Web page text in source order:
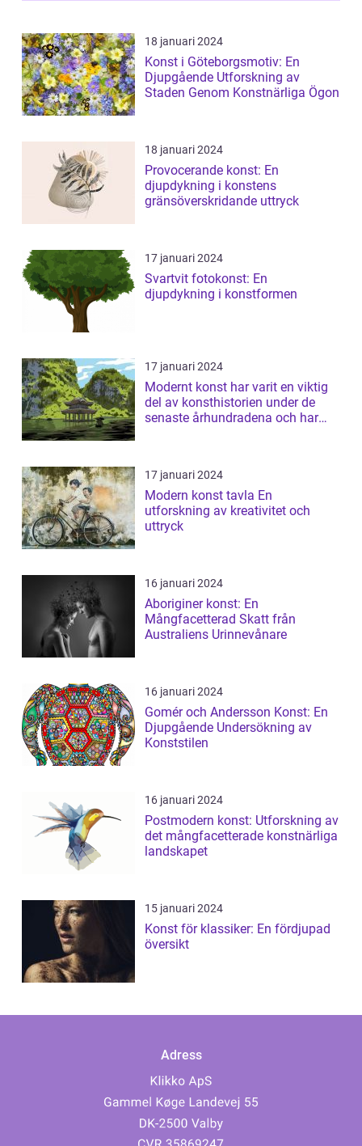
18 januari 2024
Konst i Göteborgsmotiv: En
Djupgående Utforskning av
Staden Genom Konstnärliga Ögon
18 januari 2024
Provocerande konst: En
djupdykning i konstens
gränsöverskridande uttryck
17 januari 2024
Svartvit fotokonst: En
djupdykning i konstformen
17 januari 2024
Modernt konst har varit en viktig
del av konsthistorien under de
senaste århundradena och har
17 januari 2024
Modern konst tavla En
utforskning av kreativitet och
uttryck
16 januari 2024
Aboriginer konst: En
Mångfacetterad Skatt från
Australiens Urinnevånare
16 januari 2024
Gomér och Andersson Konst: En
Djupgående Undersökning av
Konststilen
16 januari 2024
Postmodern konst: Utforskning av
det mångfacetterade konstnärliga
landskapet
15 januari 2024
Konst för klassiker: En fördjupad
översikt
Adress